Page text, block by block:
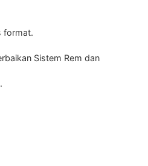
format.
Sistem Rem dan